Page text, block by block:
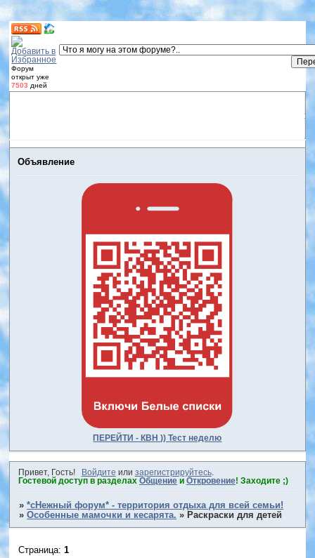
Форум
открыт уже
7503 дней
Объявление
ПЕРЕЙТИ - КВН )) Тест неделю
Привет, Гость! Войдите или зарегистрируйтесь.
Гостевой доступ в разделах Общениеи Откровение! Заходите ;)
»*сНежный форум* - территория отдыха для всей семьи!
»Особенные мамочки и кесарята. » Раскраски для детей
Страница:1